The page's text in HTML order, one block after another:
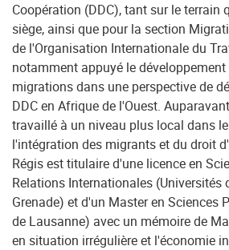
Coopération (DDC), tant sur le terrain
siège, ainsi que pour la section
de l'Organisation Internationale du
notamment appuyé le
migrations dans une perspective de
DDC en Afrique de l'Ouest.
travaillé à un niveau plus local dans
l'intégration des migrants et du droit
Régis est titulaire d'une licence en
Relations Internationales (Universités
Grenade) et d'un Master en Sciences
de Lausanne) avec un mémoire de
en situation irrégulière et l'économie